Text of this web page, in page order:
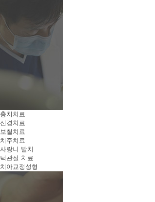
충치치료
신경치료
보철치료
치주치료
사랑니 발치
턱관절 치료
치아교정성형